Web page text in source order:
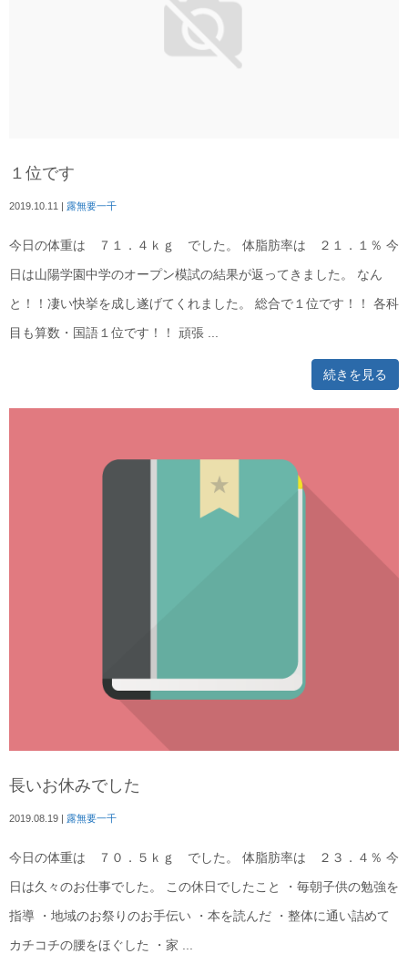
１位です
2019.10.11 | 露無要一千
今日の体重は ７１．４ｋｇ でした。 体脂肪率は ２１．１％ 今
日は山陽学園中学のオープン模試の結果が返ってきました。 なん
と！！凄い快挙を成し遂げてくれました。 総合で１位です！！ 各科
目も算数・国語１位です！！ 頑張 ...
続きを見る
長いお休みでした
2019.08.19 | 露無要一千
今日の体重は ７０．５ｋｇ でした。 体脂肪率は ２３．４％ 今
日は久々のお仕事でした。 この休日でしたこと ・毎朝子供の勉強を
指導 ・地域のお祭りのお手伝い ・本を読んだ ・整体に通い詰めて
カチコチの腰をほぐした ・家 ...